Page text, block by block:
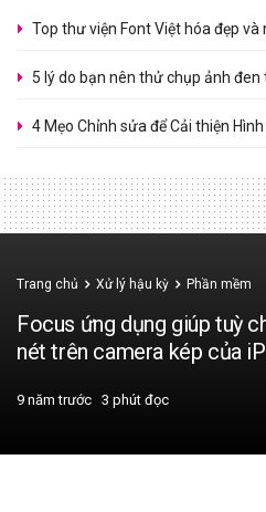
Top thư viện Font Việt hóa đẹp
5 lý do bạn nên thử chụp ảnh đen
4 Mẹo Chỉnh sửa để Cải thiện
Trang chủ Xử lý hậu kỳ Phần mềm
Focus ứng dụng giúp tuỳ
nét trên camera kép của
9 năm trước 3 phút đọc